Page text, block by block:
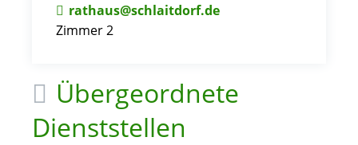
rathaus@schlaitdorf.de
Zimmer 2
Übergeordnete
Dienststellen